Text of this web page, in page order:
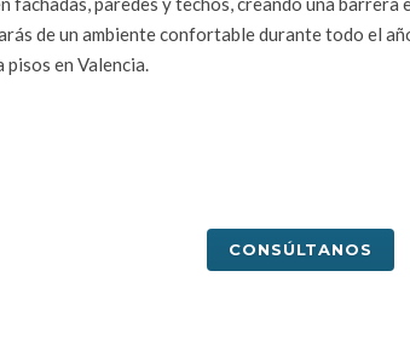
de un ambiente confortable durante todo el
en Valencia.
CONSÚLTANOS